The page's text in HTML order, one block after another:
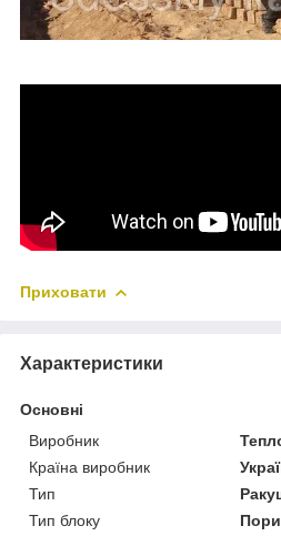
Приховати
Характеристики
Основні
Виробник
Країна виробник
Тип
Тип блоку